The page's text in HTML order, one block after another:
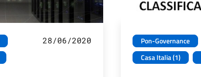
28/06/2020
Pon-Governance
Casa Italia (1)